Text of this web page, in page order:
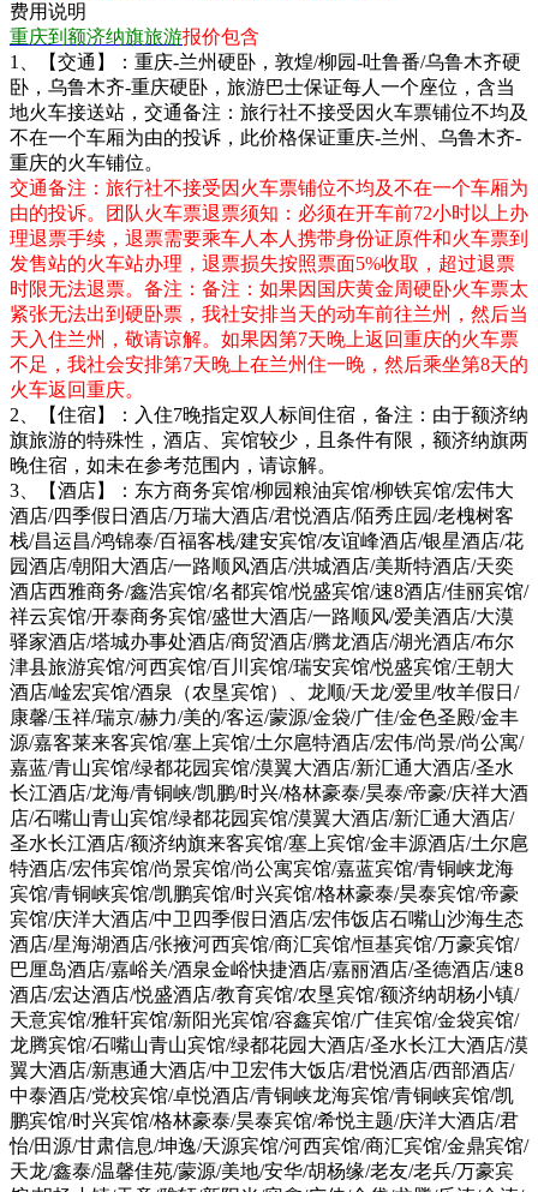
费用说明
重庆到额济纳旗旅游报价包含
1、【交通】：重庆-兰州硬卧，敦煌/柳园-吐鲁番/乌鲁木齐硬
卧，乌鲁木齐-重庆硬卧，旅游巴士保证每人一个座位，含当
地火车接送站，交通备注：旅行社不接受因火车票铺位不均及
不在一个车厢为由的投诉，此价格保证重庆-兰州、乌鲁木齐-
重庆的火车铺位。
交通备注：旅行社不接受因火车票铺位不均及不在一个车厢为
由的投诉。团队火车票退票须知：必须在开车前72小时以上办
理退票手续，退票需要乘车人本人携带身份证原件和火车票到
发售站的火车站办理，退票损失按照票面5%收取，超过退票
时限无法退票。备注：备注：如果因国庆黄金周硬卧火车票太
紧张无法出到硬卧票，我社安排当天的动车前往兰州，然后当
天入住兰州，敬请谅解。如果因第7天晚上返回重庆的火车票
不足，我社会安排第7天晚上在兰州住一晚，然后乘坐第8天的
火车返回重庆。
2、【住宿】：入住7晚指定双人标间住宿，备注：由于额济纳
旗旅游的特殊性，酒店、宾馆较少，且条件有限，额济纳旗两
晚住宿，如未在参考范围内，请谅解。
3、【酒店】：东方商务宾馆/柳园粮油宾馆/柳铁宾馆/宏伟大
酒店/四季假日酒店/万瑞大酒店/君悦酒店/陌秀庄园/老槐树客
栈/昌运昌/鸿锦泰/百福客栈/建安宾馆/友谊峰酒店/银星酒店/花
园酒店/朝阳大酒店/一路顺风酒店/洪城酒店/美斯特酒店/天奕
酒店西雅商务/鑫浩宾馆/名都宾馆/悦盛宾馆/速8酒店/佳丽宾馆/
祥云宾馆/开泰商务宾馆/盛世大酒店/一路顺风/爱美酒店/大漠
驿家酒店/塔城办事处酒店/商贸酒店/腾龙酒店/湖光酒店/布尔
津县旅游宾馆/河西宾馆/百川宾馆/瑞安宾馆/悦盛宾馆/王朝大
酒店/崯宏宾馆/酒泉（农垦宾馆）、龙顺/天龙/爱里/牧羊假日/
康馨/玉祥/瑞京/赫力/美的/客运/蒙源/金袋/广佳/金色圣殿/金丰
源/嘉客莱来客宾馆/塞上宾馆/土尔扈特酒店/宏伟/尚景/尚公寓/
嘉蓝/青山宾馆/绿都花园宾馆/漠翼大酒店/新汇通大酒店/圣水
长江酒店/龙海/青铜峡/凯鹏/时兴/格林豪泰/昊泰/帝豪/庆祥大酒
店/石嘴山青山宾馆/绿都花园宾馆/漠翼大酒店/新汇通大酒店/
圣水长江酒店/额济纳旗来客宾馆/塞上宾馆/金丰源酒店/土尔扈
特酒店/宏伟宾馆/尚景宾馆/尚公寓宾馆/嘉蓝宾馆/青铜峡龙海
宾馆/青铜峡宾馆/凯鹏宾馆/时兴宾馆/格林豪泰/昊泰宾馆/帝豪
宾馆/庆洋大酒店/中卫四季假日酒店/宏伟饭店石嘴山沙海生态
酒店/星海湖酒店/张掖河西宾馆/商汇宾馆/恒基宾馆/万豪宾馆/
巴厘岛酒店/嘉峪关/酒泉金峪快捷酒店/嘉丽酒店/圣德酒店/速8
酒店/宏达酒店/悦盛酒店/教育宾馆/农垦宾馆/额济纳胡杨小镇/
天意宾馆/雅轩宾馆/新阳光宾馆/容鑫宾馆/广佳宾馆/金袋宾馆/
龙腾宾馆/石嘴山青山宾馆/绿都花园大酒店/圣水长江大酒店/漠
翼大酒店/新惠通大酒店/中卫宏伟大饭店/君悦酒店/西部酒店/
中泰酒店/党校宾馆/卓悦酒店/青铜峡龙海宾馆/青铜峡宾馆/凯
鹏宾馆/时兴宾馆/格林豪泰/昊泰宾馆/希悦主题/庆洋大酒店/君
怡/田源/甘肃信息/坤逸/天源宾馆/河西宾馆/商汇宾馆/金鼎宾馆/
天龙/鑫泰/温馨佳苑/蒙源/美地/安华/胡杨缘/老友/老兵/万豪宾